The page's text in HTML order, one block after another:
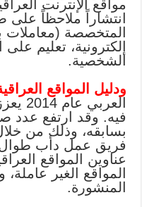
مواقع الإنترنت
انتشاراً ملاحظاً على
المتخصصة (معاملات
إلكترونية، تعليم
الشخصية.
ودليل المواقع
فيه. وقد ارتفع عدد
بسابقه، وذلك من
فريق عمل دأب
عناوين المواقع
المواقع الغير
المنشورة.